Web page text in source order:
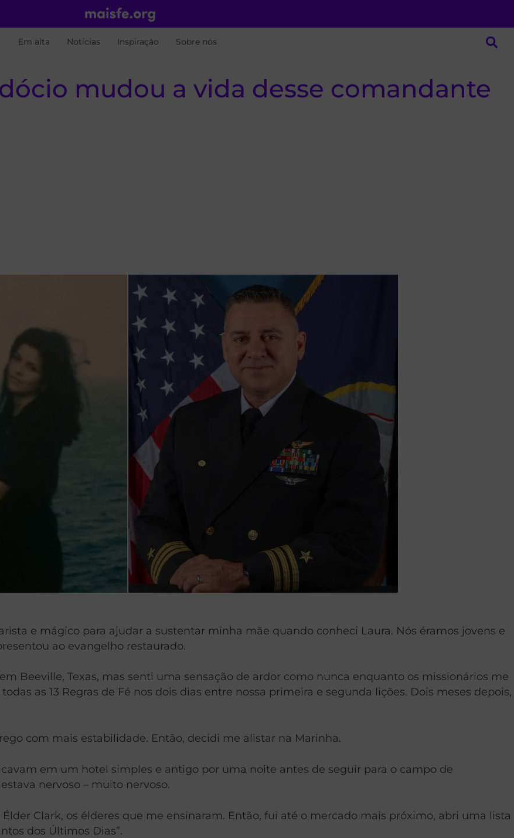
Em alta Notícias Inspiração Sobre nós
mudou a vida desse comandante
e mágico para ajudar a sustentar minha mãe quando conheci Laura. Nós éramos jovens e
ao evangelho restaurado.
Beeville, Texas, mas senti uma sensação de ardor como nunca enquanto os missionários me
as 13 Regras de Fé nos dois dias entre nossa primeira e segunda lições. Dois meses depois,
com mais estabilidade. Então, decidi me alistar na Marinha.
em um hotel simples e antigo por uma noite antes de seguir para o campo de
nervoso – muito nervoso.
Clark, os élderes que me ensinaram. Então, fui até o mercado mais próximo, abri uma lista
dos Últimos Dias”.